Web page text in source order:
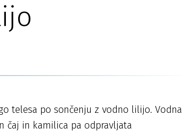
telesa po sončenju z vodno lilijo. Vodna
čaj in kamilica pa odpravljata